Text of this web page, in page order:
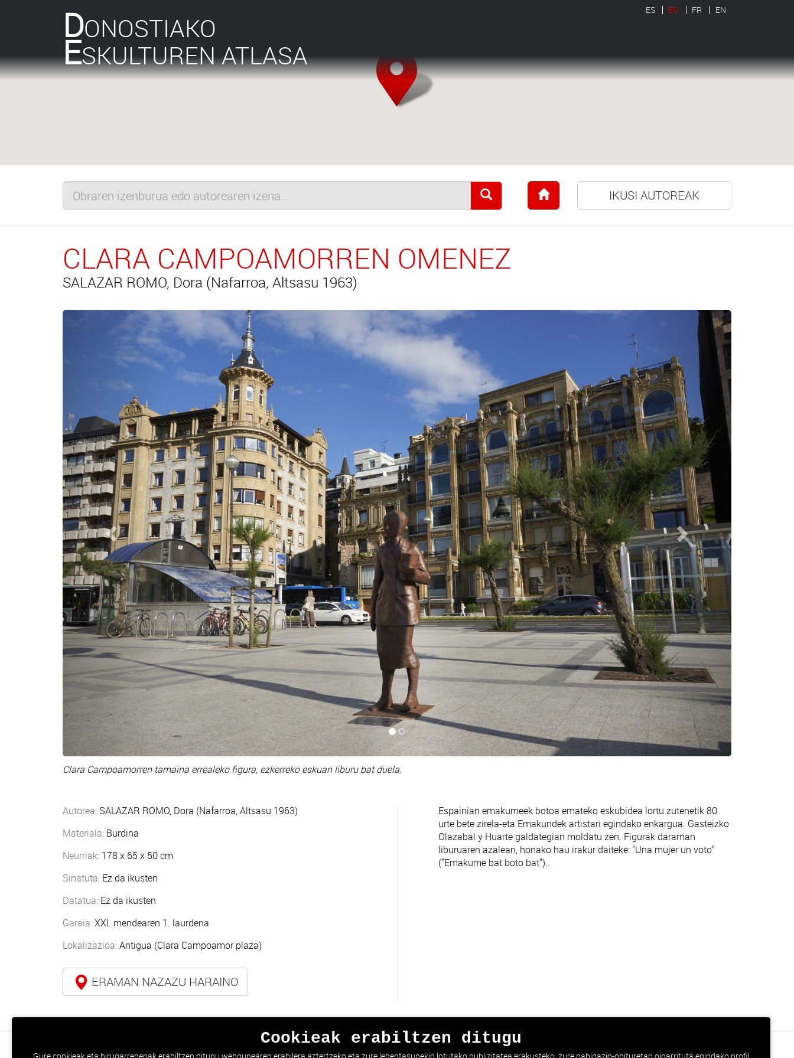
DONOSTIAKO
ESKULTUREN ATLASA
ES EU FR EN
IKUSI AUTOREAK
CLARA CAMPOAMORREN OMENEZ
SALAZAR ROMO, Dora (Nafarroa, Altsasu 1963)
Aurrekoa Hurrengoa
Clara Campoamorren tamaina errealeko figura, ezkerreko eskuan liburu bat duela.
Autorea: SALAZAR ROMO, Dora (Nafarroa, Altsasu 1963)
Materiala: Burdina
Neurriak: 178 x 65 x 50 cm
Sinatuta: Ez da ikusten
Datatua: Ez da ikusten
Garaia:XXI. mendearen 1. laurdena
Lokalizazioa:Antigua (Clara Campoamor plaza)
ERAMAN NAZAZU HARAINO
Espainian emakumeek botoa emateko eskubidea lortu zutenetik 80
urte bete zirela-eta Emakundek artistari egindako enkargua. Gasteizko
Olazabal y Huarte galdategian moldatu zen. Figurak daraman
liburuaren azalean, honako hau irakur daiteke: "Una mujer un voto"
("Emakume bat boto bat")..
Cookieak erabiltzen ditugu